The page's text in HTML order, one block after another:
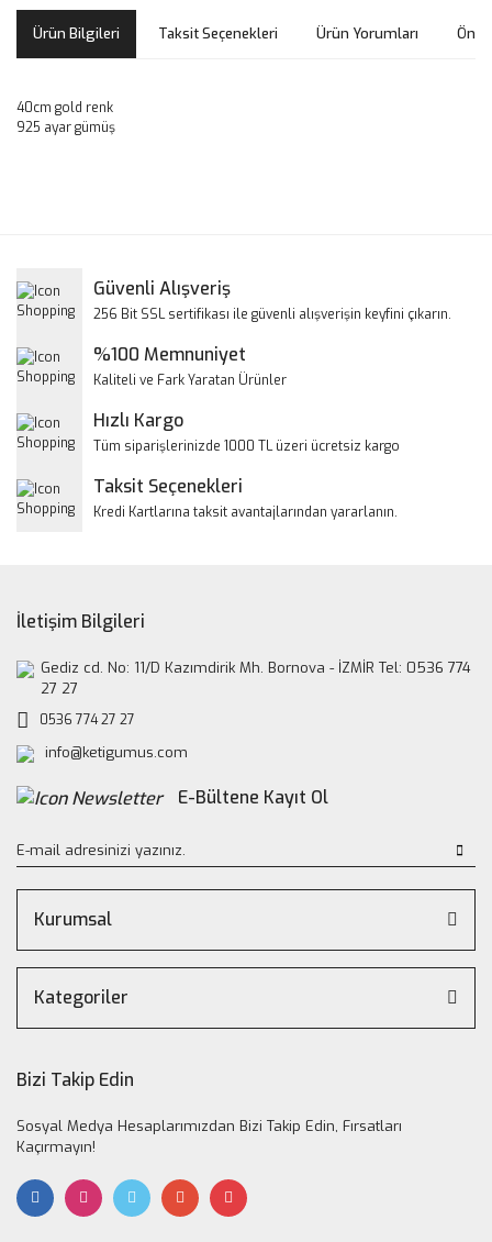
Ürün Bilgileri Taksit Seçenekleri Ürün Yorumları
40cm gold renk
925 ayar gümüş
Yorum Yaz
Ürün resmi kalitesiz, bozuk veya görüntülenemiyor.
Ürün bilgilerinde hatalar bulunuyor.
Bu ürüne benzer farklı alternatifler olmalı.
Güvenli Alışveriş
256 Bit SSL sertifikası ile güvenli alışverişin keyfini çıkarın.
%100 Memnuniyet
Kaliteli ve Fark Yaratan Ürünler
Hızlı Kargo
Tüm siparişlerinizde 1000 TL üzeri ücretsiz kargo
Taksit Seçenekleri
Kredi Kartlarına taksit avantajlarından yararlanın.
İletişim Bilgileri
Gediz cd. No: 11/D Kazımdirik Mh. Bornova - İZMİR Tel: 0536 774
27 27
0536 774 27 27
info@ketigumus.com
E-Bültene Kayıt Ol
Kurumsal
Kategoriler
Bizi Takip Edin
Sosyal Medya Hesaplarımızdan Bizi Takip Edin, Fırsatları
Kaçırmayın!